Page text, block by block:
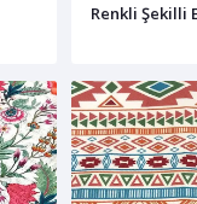
Renkli Şekilli